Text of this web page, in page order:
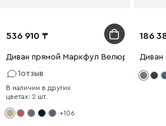
536 910
Диван прямой Маркфул Велюр Бежевый
1отзыв
В наличии в других
цветах: 2 шт.
+106
186
Диван